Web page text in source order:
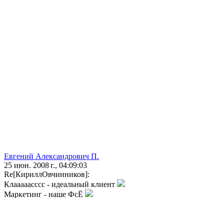
Евгений Александрович П.
25 июн. 2008 г., 04:09:03
Re[КириллОвчинников]:
Клааааасссс - идеальный клиент
Маркетинг - наше ФсЁ